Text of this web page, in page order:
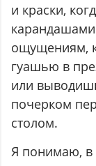
и краски,
ощущениям,
гуашью в
или
почерком
столом.
Я понимаю, в